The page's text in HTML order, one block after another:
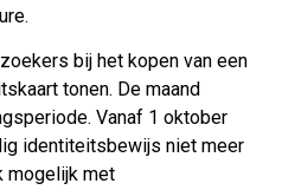
bij het kopen van een
tonen. De maand
Vanaf 1 oktober
identiteitsbewijs niet meer
mogelijk met